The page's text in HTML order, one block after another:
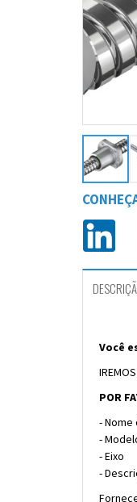
Você
POR
- Nome
-
- Eixo
-